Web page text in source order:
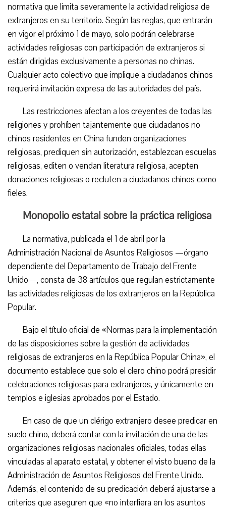
normativa que limita severamente la actividad religiosa de
extranjeros en su territorio. Según las reglas, que entrarán
en vigor el próximo 1 de mayo, solo podrán celebrarse
actividades religiosas con participación de extranjeros si
están dirigidas exclusivamente a personas no chinas.
Cualquier acto colectivo que implique a ciudadanos chinos
requerirá invitación expresa de las autoridades del país.
Las restricciones afectan a los creyentes de todas las
religiones y prohíben tajantemente que ciudadanos no
chinos residentes en China funden organizaciones
religiosas, prediquen sin autorización, establezcan escuelas
religiosas, editen o vendan literatura religiosa, acepten
donaciones religiosas o recluten a ciudadanos chinos como
fieles.
Monopolio estatal sobre la práctica religiosa
La normativa, publicada el 1 de abril por la
Administración Nacional de Asuntos Religiosos —órgano
dependiente del Departamento de Trabajo del Frente
Unido—, consta de 38 artículos que regulan estrictamente
las actividades religiosas de los extranjeros en la República
Popular.
Bajo el título oficial de «Normas para la implementación
de las disposiciones sobre la gestión de actividades
religiosas de extranjeros en la República Popular China», el
documento establece que solo el clero chino podrá presidir
celebraciones religiosas para extranjeros, y únicamente en
templos e iglesias aprobados por el Estado.
En caso de que un clérigo extranjero desee predicar en
suelo chino, deberá contar con la invitación de una de las
organizaciones religiosas nacionales oficiales, todas ellas
vinculadas al aparato estatal, y obtener el visto bueno de la
Administración de Asuntos Religiosos del Frente Unido.
Además, el contenido de su predicación deberá ajustarse a
criterios que aseguren que «no interfiera en los asuntos